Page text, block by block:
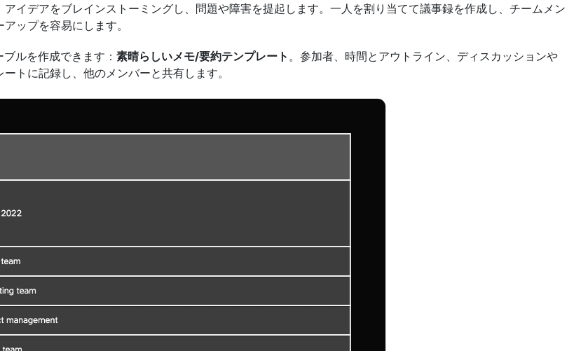
アイデアをブレインストーミングし、問題や障害を提起します。一人を割り当てて議事録を作成し、チームメン
ップを容易にします。
ルを作成できます： 素晴らしいメモ/要約テンプレート 。参加者、時間とアウトライン、ディスカッションや
トに記録し、他のメンバーと共有します。